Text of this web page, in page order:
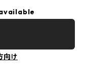
向け